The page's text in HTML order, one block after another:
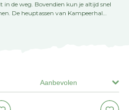
in de weg. Bovendien kun je altijd snel
De heuptassen van Kampeerhal
onder ons. In de verschillende
Aanbevolen